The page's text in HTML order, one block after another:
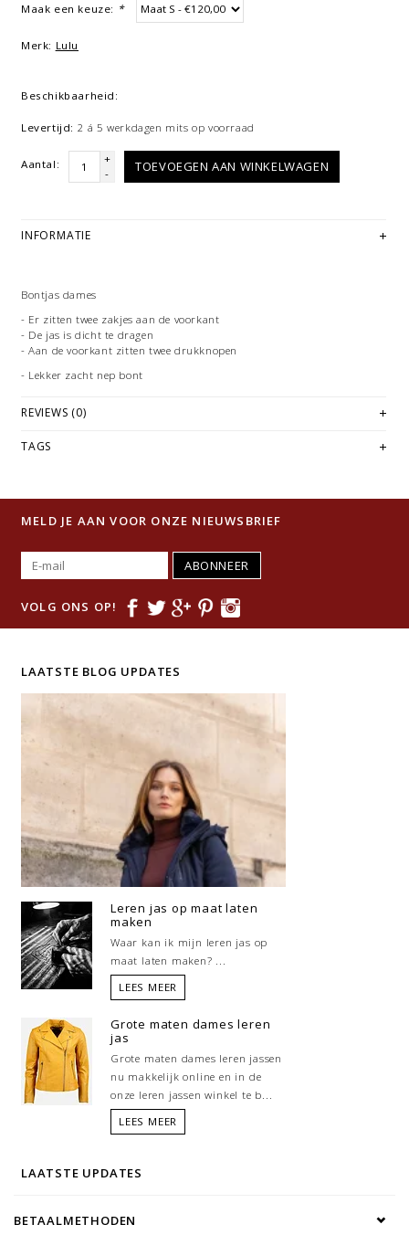
Maak een keuze: *
Merk: Lulu
Beschikbaarheid:
Levertijd: 2 á 5 werkdagen mits op voorraad
Aantal:
+
-
TOEVOEGEN AAN WINKELWAGEN
INFORMATIE
Bontjas dames
- Er zitten twee zakjes aan de voorkant
- De jas is dicht te dragen
- Aan de voorkant zitten twee drukknopen
- Lekker zacht nep bont
REVIEWS (0)
TAGS
MELD JE AAN VOOR ONZE NIEUWSBRIEF
ABONNEER
VOLG ONS OP!
LAATSTE BLOG UPDATES
Leren jas op maat laten
maken
Waar kan ik mijn leren jas op
maat laten maken? ...
LEES MEER
Grote maten dames leren
jas
Grote maten dames leren jassen
nu makkelijk online en in de
onze leren jassen winkel te b...
LEES MEER
LAATSTE UPDATES
BETAALMETHODEN